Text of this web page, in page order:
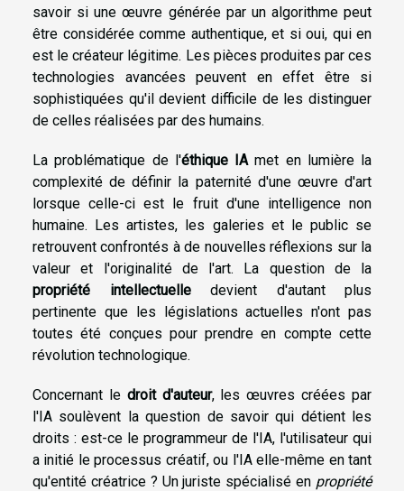
savoir si une œuvre générée par un algorithme peut
être considérée comme authentique, et si oui, qui en
est le créateur légitime. Les pièces produites par ces
technologies avancées peuvent en effet être si
sophistiquées qu'il devient difficile de les distinguer
de celles réalisées par des humains.
La problématique de l'éthique IA met en lumière la
complexité de définir la paternité d'une œuvre d'art
lorsque celle-ci est le fruit d'une intelligence non
humaine. Les artistes, les galeries et le public se
retrouvent confrontés à de nouvelles réflexions sur la
valeur et l'originalité de l'art. La question de la
propriété intellectuelledevient d'autant plus
pertinente que les législations actuelles n'ont pas
toutes été conçues pour prendre en compte cette
révolution technologique.
Concernant le droit d'auteur, les œuvres créées par
l'IA soulèvent la question de savoir qui détient les
droits : est-ce le programmeur de l'IA, l'utilisateur qui
a initié le processus créatif, ou l'IA elle-même en tant
qu'entité créatrice ? Un juriste spécialisé en propriété